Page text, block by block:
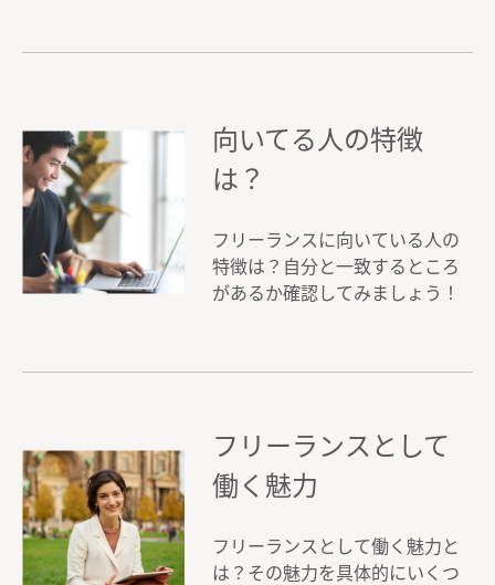
向いてる人の特徴
は？
フリーランスに向いている人の
特徴は？自分と一致するところ
があるか確認してみましょう！
フリーランスとして
働く魅力
フリーランスとして働く魅力と
は？その魅力を具体的にいくつ